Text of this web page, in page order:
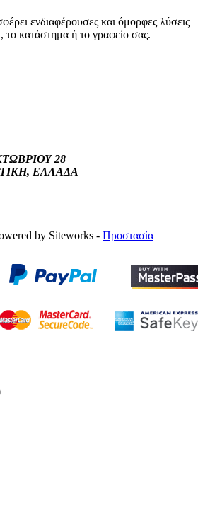
ενδιαφέρουσες και όμορφες λύσεις
το κατάστημα ή το γραφείο σας.
28
ΕΛΛΑΔΑ
by Siteworks - Προστασία